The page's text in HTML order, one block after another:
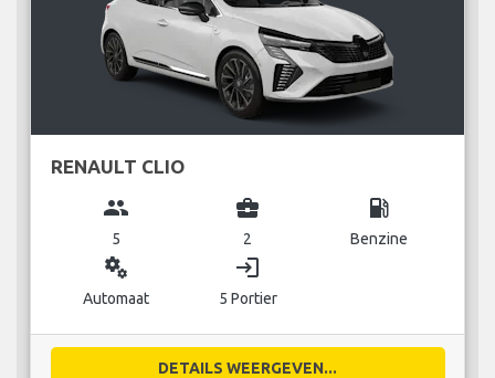
RENAULT CLIO
group
5
business_center
2
local_gas_station
Benzine
miscellaneous_services
Automaat
login
5 Portier
DETAILS WEERGEVEN...